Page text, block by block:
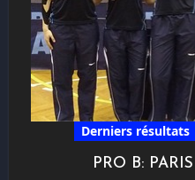
Derniers résultats
PRO B: